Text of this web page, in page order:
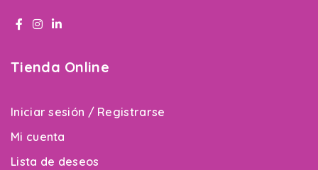
Tienda Online
Iniciar sesión / Registrarse
Mi cuenta
Lista de deseos